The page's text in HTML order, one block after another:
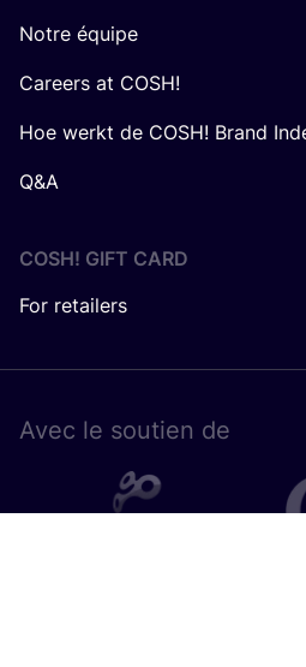
Notre équipe
Careers at COSH!
Hoe werkt de COSH! Brand
Q&A
COSH! GIFT CARD
For retailers
Avec le sou­tien de